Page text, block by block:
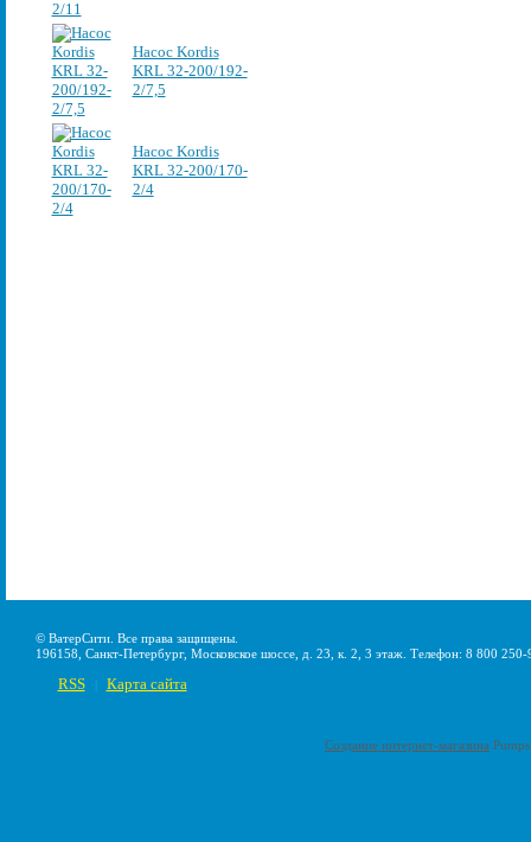
Насос Kordis
KRL 32-200/192-
2/7,5
Насос Kordis
KRL 32-200/170-
2/4
© ВатерСити. Все права защищены.
196158, Санкт-Петербург, Московское шоссе, д. 23, к. 2, 3 этаж. Телефон: 8 800
RSS Карта сайта
Создание интернет-магазина